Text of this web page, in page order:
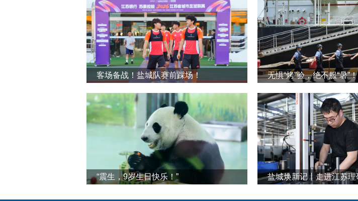
客场备战！盐城队赛前踩场！ 无惧“烤”验，绝不服“暑”！
“震生，9岁生日快乐！”